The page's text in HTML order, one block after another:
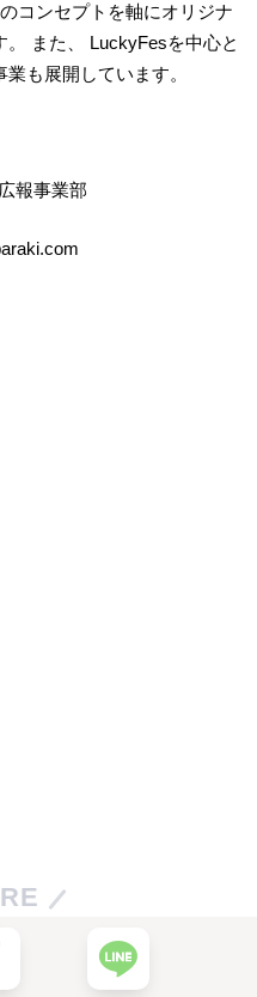
コンセプトを軸にオリジナ
また、 LuckyFesを中心と
も展開しています。
報事業部